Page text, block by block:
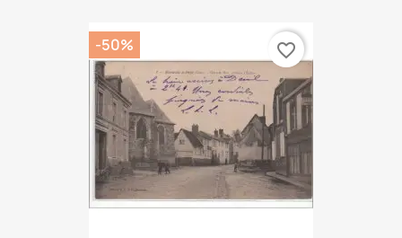
-50% favorite_border